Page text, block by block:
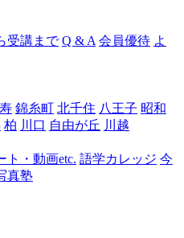
ャ
森
受講まで Q & A 会員優待 よ
錦糸町 北千住 八王子 昭和
柏 川口 自由が丘 川越
ト・動画etc. 語学カレッジ 今
真塾